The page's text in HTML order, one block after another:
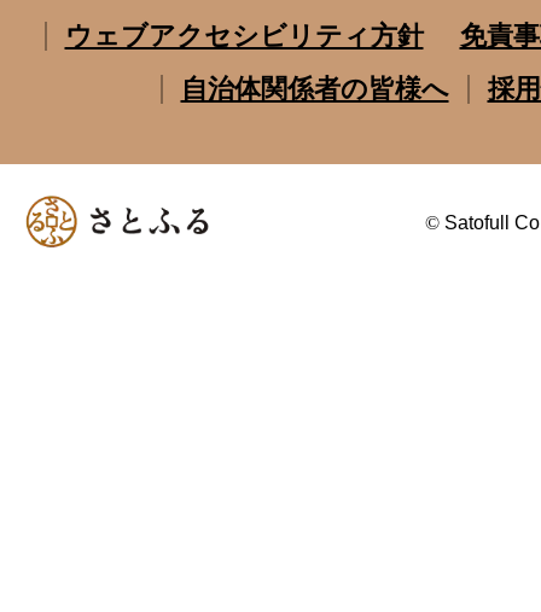
ウェブアクセシビリティ方針
免責
自治体関係者の皆様へ
採
© Satofull